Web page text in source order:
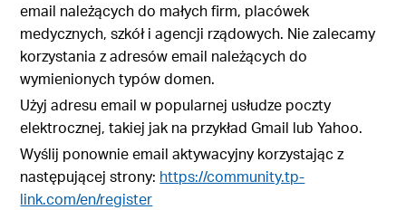
email należących do małych firm, placówek
medycznych, szkół i agencji rządowych. Nie zalecamy
korzystania z adresów email należących do
wymienionych typów domen.
Użyj adresu email w popularnej usłudze poczty
elektrocznej, takiej jak na przykład Gmail lub Yahoo.
Wyślij ponownie email aktywacyjny korzystając z
następującej strony: https://community.tp-
link.com/en/register